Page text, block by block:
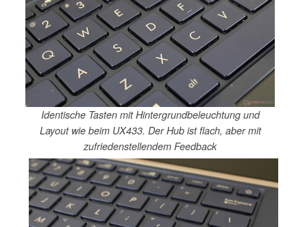
Identische Tasten mit Hintergrundbeleuchtung und
Layout wie beim UX433. Der Hub ist flach, aber mit
zufriedenstellendem Feedback